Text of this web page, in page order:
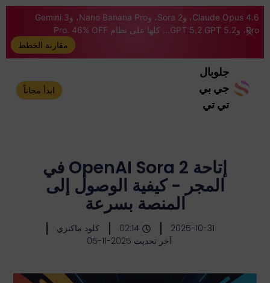
Claude Opus 4.6، وSora 2، وNano Banana Pro، وGemini 3
Pro، وGPT 5.2 GPT 5.2... كلها على نظام Pro. 46% OFF
مقارنة الخطط
جلوبال
جي بي
تي تي
ابدأ مجاناً
إتاحة OpenAI Sora 2 في
المجر - كيفية الوصول إلى
المنصة بسرعة
2025-10-31
02:14
كلود ماكنزي
آخر تحديث 2025-11-05